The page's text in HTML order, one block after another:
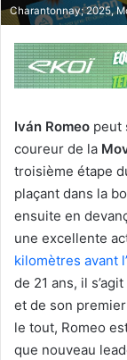
Charantonnay; 2025,
Iván Romeo peut
coureur de la
troisième étape
plaçant dans la
ensuite en
une excellente
kilomètres avant
de 21 ans, il
et de son
le tout, Romeo
que nouveau